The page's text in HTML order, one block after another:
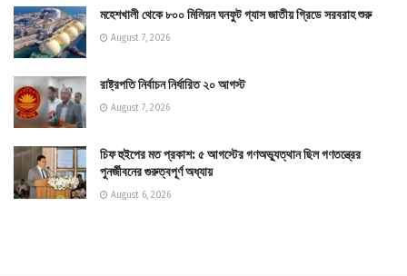
মহেশখালী থেকে ৮০০ মিলিয়ন ঘনফুট গ্যাস জাতীয় গ্রিডে সরবরাহ শুরু
August 7, 2026
রাষ্ট্রপতি নির্বাচন নির্ধারিত ২০ আগস্ট
August 7, 2026
চিফ হুইপের মত প্রকাশ: ৫ আগস্টের গণঅভ্যুত্থান ছিল গণতন্ত্রের
পুনর্জীবনের গুরুত্বপূর্ণ অধ্যায়
August 6, 2026